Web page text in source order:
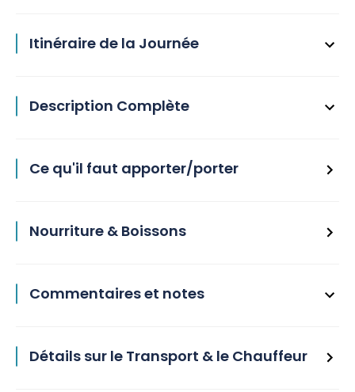
Itinéraire de la Journée
Description Complète
Ce qu'il faut apporter/porter
Nourriture & Boissons
Commentaires et notes
Détails sur le Transport & le Chauffeur